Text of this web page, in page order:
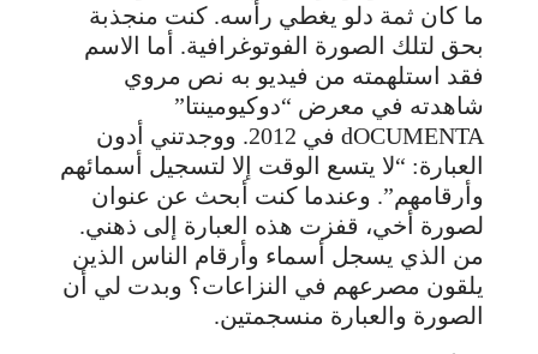
ما كان ثمة دلو يغطي رأسه. كنت منجذبة
بحق لتلك الصورة الفوتوغرافية. أما الاسم
فقد استلهمته من فيديو به نص مروي
شاهدته في معرض “دوكيومينتا”
dOCUMENTA في 2012. ووجدتني أدون
العبارة: “لا يتسع الوقت إلا لتسجيل أسمائهم
وأرقامهم”. وعندما كنت أبحث عن عنوان
لصورة أخي، قفزت هذه العبارة إلى ذهني.
من الذي يسجل أسماء وأرقام الناس الذين
يلقون مصرعهم في النزاعات؟ وبدت لي أن
الصورة والعبارة منسجمتين.